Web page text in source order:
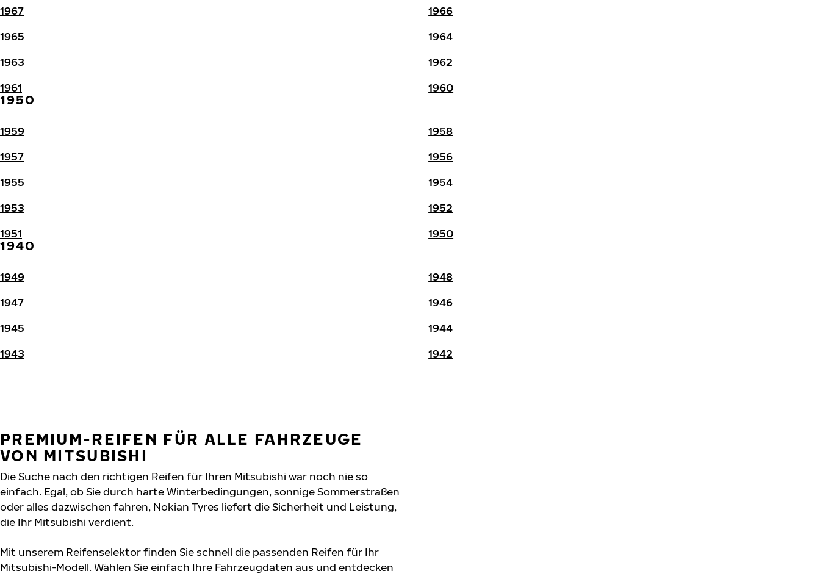
1967
1966
1965
1964
1963
1962
1961
1960
1950
1959
1958
1957
1956
1955
1954
1953
1952
1951
1950
1940
1949
1948
1947
1946
1945
1944
1943
1942
PREMIUM-REIFEN FÜR ALLE FAHRZEUGE
VON MITSUBISHI
Die Suche nach den richtigen Reifen für Ihren Mitsubishi war noch nie so
einfach. Egal, ob Sie durch harte Winterbedingungen, sonnige Sommerstraßen
oder alles dazwischen fahren, Nokian Tyres liefert die Sicherheit und Leistung,
die Ihr Mitsubishi verdient.
Mit unserem Reifenselektor finden Sie schnell die passenden Reifen für Ihr
Mitsubishi-Modell. Wählen Sie einfach Ihre Fahrzeugdaten aus und entdecken